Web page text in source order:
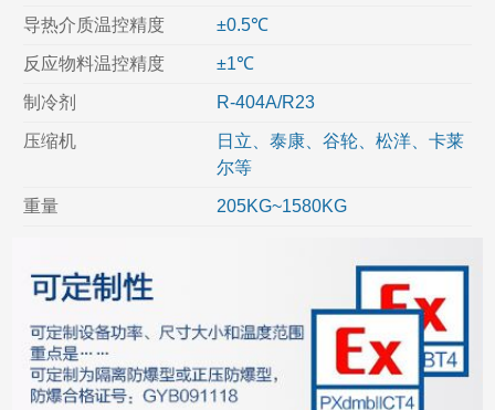
导热介质温控精度 ±0.5℃
反应物料温控精度 ±1℃
制冷剂 R-404A/R23
压缩机
日立、泰康、谷轮、松洋、卡莱
尔等
重量 205KG~1580KG